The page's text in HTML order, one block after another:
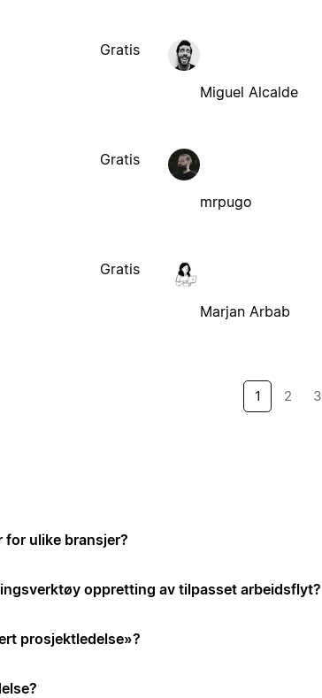
Gratis
Miguel Alcalde
Gratis
mrpugo
Gratis
Marjan Arbab
1 2 3
ulike bransjer?
oppretting av tilpasset arbeidsflyt?
prosjektledelse»?